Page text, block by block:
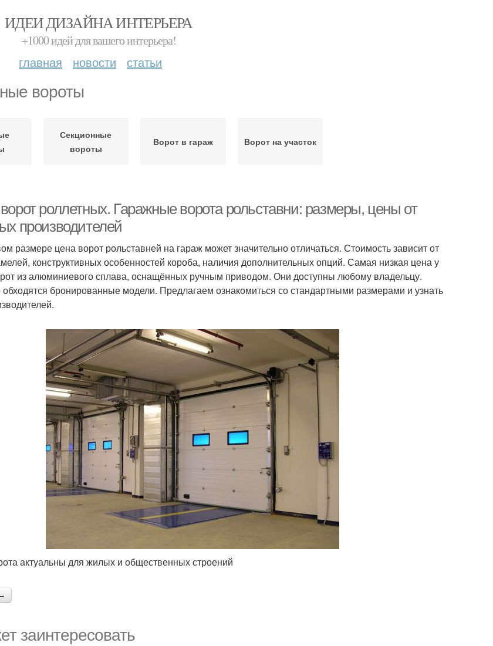
ИДЕИ ДИЗАЙНА ИНТЕРЬЕРА
+1000 идей для вашего интерьера!
главная новости статьи
вороты
Секционные
вороты
Ворот в гараж Ворот на участок
роллетных. Гаражные ворота рольставни: размеры, цены от
производителей
размере цена ворот рольставней на гараж может значительно отличаться. Стоимость зависит от
конструктивных особенностей короба, наличия дополнительных опций. Самая низкая цена у
из алюминиевого сплава, оснащённых ручным приводом. Они доступны любому владельцу.
бронированные модели. Предлагаем ознакомиться со стандартными размерами и узнать
актуальны для жилых и общественных строений
заинтересовать